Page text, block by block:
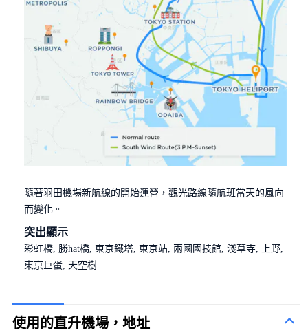
隨著羽田機場新航線的開始運營，觀光路線隨航班當天的風向
而變化。
突出顯示
彩虹橋, 勝hat橋, 東京鐵塔, 東京站, 兩國國技館, 淺草寺, 上野,
東京巨蛋, 天空樹
使用的直升機場，地址